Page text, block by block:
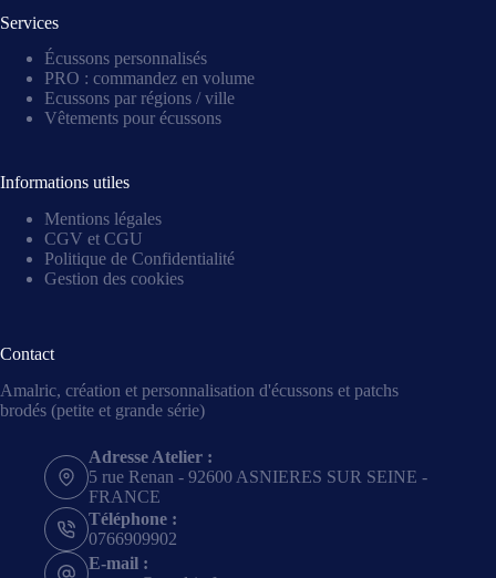
Services
Écussons personnalisés
PRO : commandez en volume
Ecussons par régions / ville
Vêtements pour écussons
Informations utiles
Mentions légales
CGV et CGU
Politique de Confidentialité
Gestion des cookies
Contact
Amalric, création et personnalisation d'écussons et patchs
brodés (petite et grande série)
Adresse Atelier :
5 rue Renan - 92600 ASNIERES SUR SEINE -
FRANCE
Téléphone :
0766909902
E-mail :